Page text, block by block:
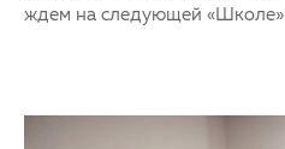
ждем на следующей «Школе»